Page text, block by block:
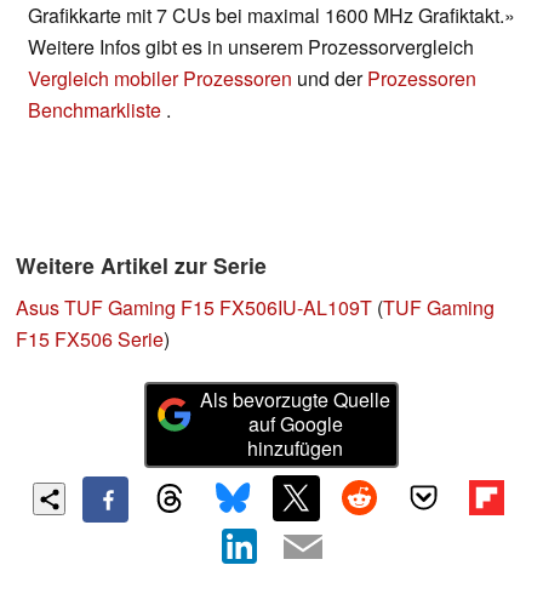
Grafikkarte mit 7 CUs bei maximal 1600 MHz Grafiktakt.»
Weitere Infos gibt es in unserem Prozessorvergleich
Vergleich mobiler Prozessoren und derProzessoren
Benchmarkliste .
Weitere Artikel zur Serie
Asus TUF Gaming F15 FX506IU-AL109T (TUF Gaming
F15 FX506 Serie)
Als bevorzugte Quelle
auf Google
hinzufügen